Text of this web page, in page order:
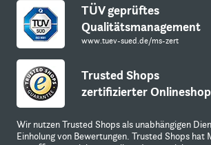
TÜV geprüftes
Qualitätsmanagement
www.tuev-sued.de/ms-zert
Trusted Shops
zertifizierter Onlineshop
Wir nutzen Trusted Shops als unabhängigen
Einholung von Bewertungen. Trusted Shops hat